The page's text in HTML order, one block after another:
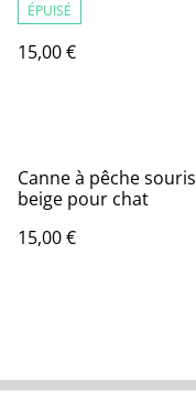
ÉPUISÉ
15,00 €
Canne à pêche souris
beige pour chat
15,00 €